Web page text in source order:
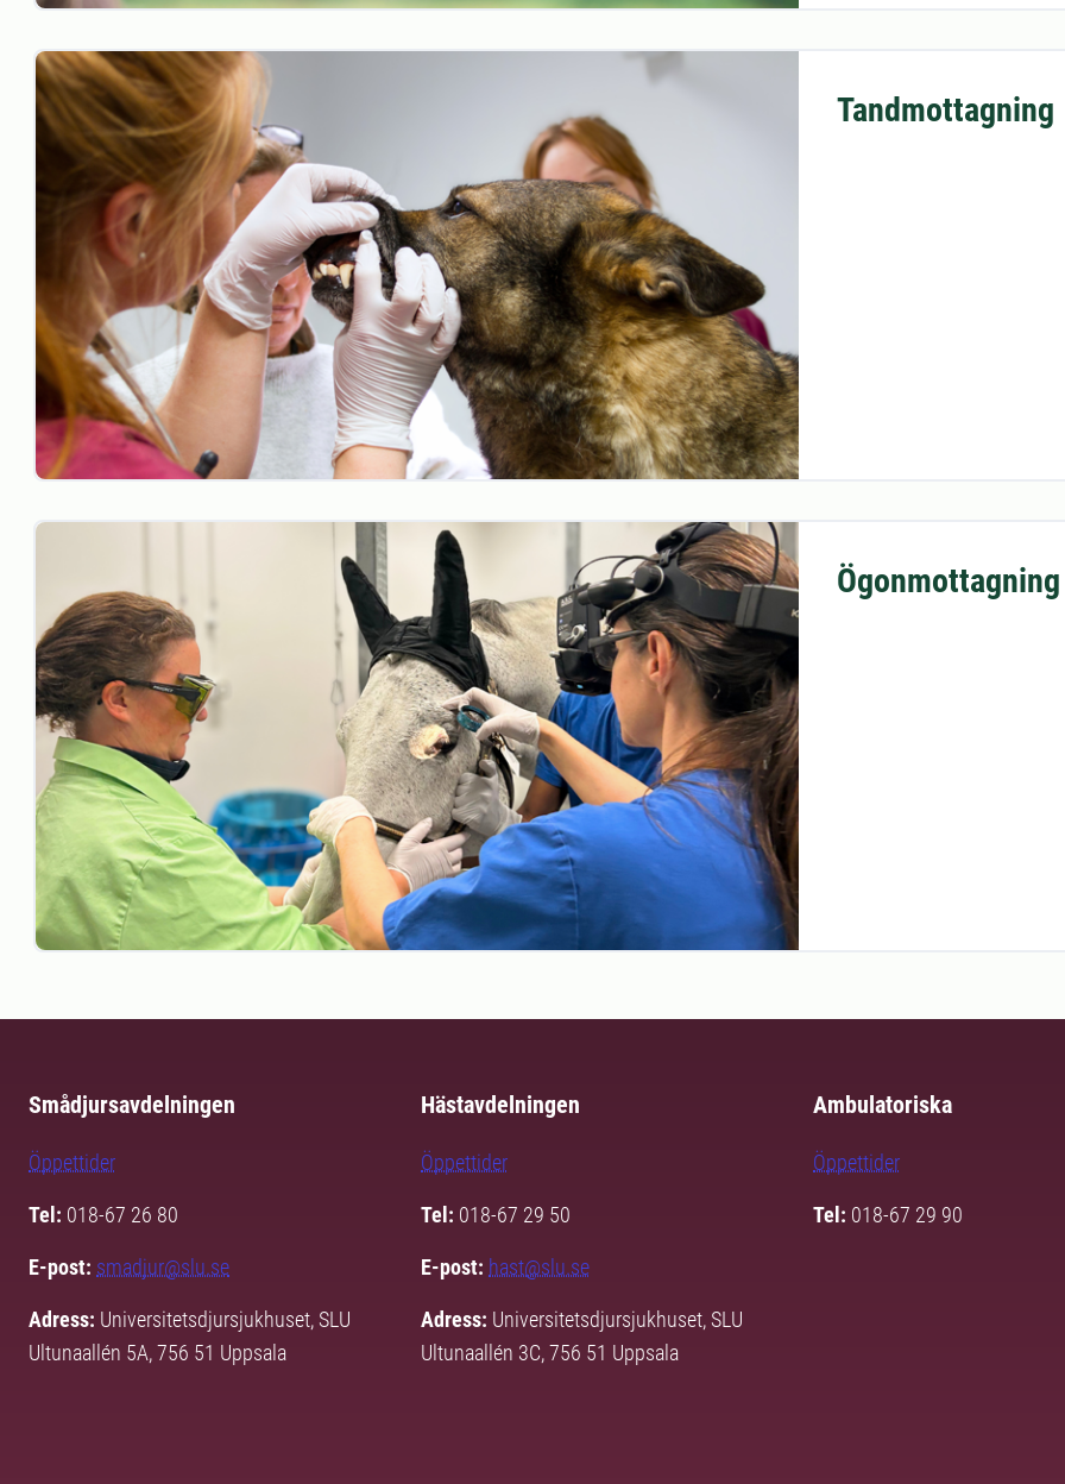
Tandmottagning
Ögonmottagning
Smådjursavdelningen
Öppettider
Tel: 018-67 26 80
E-post: smadjur@slu.se
Adress: Universitetsdjursjukhuset, SLU
Ultunaallén 5A, 756 51 Uppsala
Hästavdelningen
Öppettider
Tel: 018-67 29 50
E-post: hast@slu.se
Adress: Universitetsdjursjukhuset, SLU
Ultunaallén 3C, 756 51 Uppsala
Ambulatoriska
Öppettider
Tel: 018-67 29 90